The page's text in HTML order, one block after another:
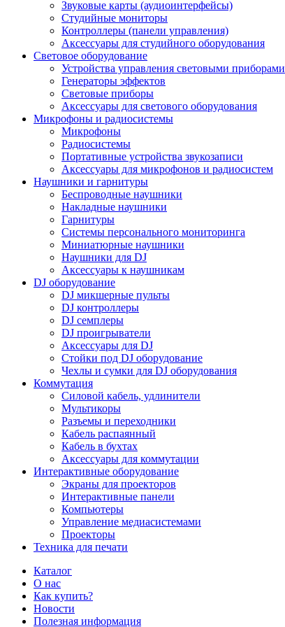
Звуковые карты (аудиоинтерфейсы)
Студийные мониторы
Контроллеры (панели управления)
Аксессуары для студийного оборудования
Световое оборудование
Устройства управления световыми приборами
Генераторы эффектов
Световые приборы
Аксессуары для светового оборудования
Микрофоны и радиосистемы
Микрофоны
Радиосистемы
Портативные устройства звукозаписи
Аксессуары для микрофонов и радиосистем
Наушники и гарнитуры
Беспроводные наушники
Накладные наушники
Гарнитуры
Системы персонального мониторинга
Миниатюрные наушники
Наушники для DJ
Аксессуары к наушникам
DJ оборудование
DJ микшерные пульты
DJ контроллеры
DJ семплеры
DJ проигрыватели
Аксессуары для DJ
Стойки под DJ оборудование
Чехлы и сумки для DJ оборудования
Коммутация
Силовой кабель, удлинители
Мультикоры
Разъемы и переходники
Кабель распаянный
Кабель в бухтах
Аксессуары для коммутации
Интерактивные оборудование
Экраны для проекторов
Интерактивные панели
Компьютеры
Управление медиасистемами
Проекторы
Техника для печати
Каталог
О нас
Как купить?
Новости
Полезная информация